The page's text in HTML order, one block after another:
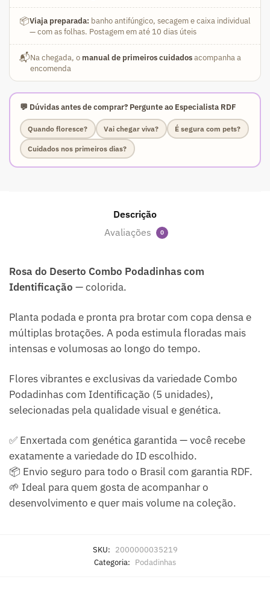
📦Viaja preparada: banho antifúngico, secagem e caixa individual
— com as folhas. Postagem em até 10 dias úteis
📬Na chegada, o manual de primeiros cuidadosacompanha a
encomenda
💬 Dúvidas antes de comprar? Pergunte ao Especialista RDF
Quando floresce? Vai chegar viva? É segura com pets?
Cuidados nos primeiros dias?
Descrição
Avaliações
0
Rosa do Deserto Combo Podadinhas com
Identificação — colorida.
Planta podada e pronta pra brotar com copa densa e
múltiplas brotações. A poda estimula floradas mais
intensas e volumosas ao longo do tempo.
Flores vibrantes e exclusivas da variedade Combo
Podadinhas com Identificação (5 unidades),
selecionadas pela qualidade visual e genética.
✅ Enxertada com genética garantida — você recebe
exatamente a variedade do ID escolhido.
📦 Envio seguro para todo o Brasil com garantia RDF.
🌱 Ideal para quem gosta de acompanhar o
desenvolvimento e quer mais volume na coleção.
SKU: 2000000035219
Categoria: Podadinhas